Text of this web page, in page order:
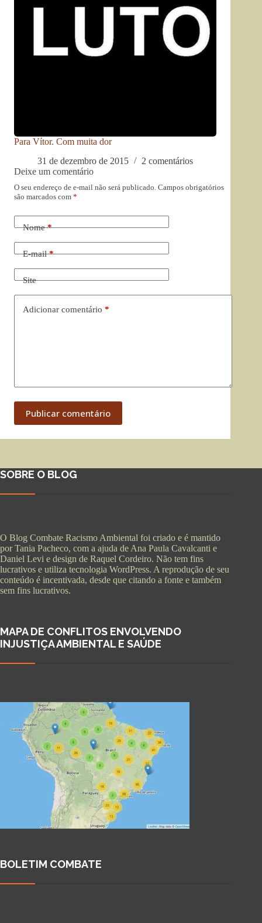
Para Vítor. Com muita dor
31 de dezembro de 2015
2 comentários
Deixe um comentário
O seu endereço de e-mail não será publicado. Campos obrigatórios
são marcados com *
Nome*
E-mail*
Site
Adicionar comentário *
Publicar comentário
SOBRE O BLOG
O Blog Combate Racismo Ambiental foi criado e é mantido
por Tania Pacheco, com a ajuda de Ana Paula Cavalcanti e
Daniel Levi e design de Raquel Cordeiro. Não tem fins
lucrativos e utiliza tecnologia WordPress. A reprodução de seu
conteúdo é incentivada, desde que citando a fonte e também
sem fins lucrativos.
MAPA DE CONFLITOS ENVOLVENDO
INJUSTIÇA AMBIENTAL E SAÚDE
BOLETIM COMBATE